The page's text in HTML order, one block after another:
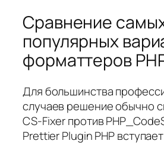
Сравнение
популярных
форматтеров
Для большинства
случаев решение обычно
CS-Fixer против
Prettier Plugin PHP